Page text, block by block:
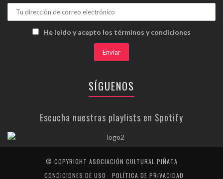
He leído y acepto los términos y condiciones
SÍGUENOS
Escucha nuestras playlists en Spotify
© COPYRIGHT ASOCIACIÓN CULTURAL PIÑATA
CONDICIONES DE USO
POLÍTICA DE PRIVACIDAD